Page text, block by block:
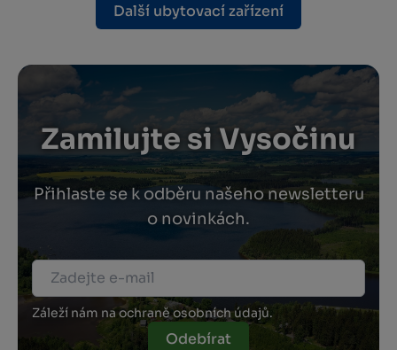
Další ubytovací zařízení
Zamilujte si Vysočinu
Přihlaste se k odběru našeho newsletteru
o novinkách.
Záleží nám na ochraně osobních údajů.
Odebírat